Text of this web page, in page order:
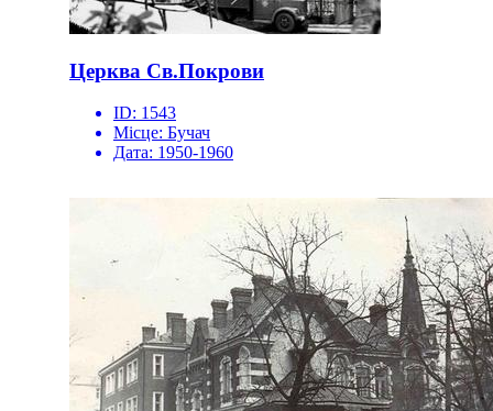
Церква Св.Покрови
ID: 1543
Місце: Бучач
Дата: 1950-1960